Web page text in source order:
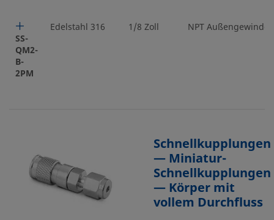
SS-
QM2-
B-
2PM
Edelstahl 316 1/8 Zoll NPT Außengewinde
Schnellkupplungen
— Miniatur-
Schnellkupplungen
— Körper mit
vollem Durchfluss